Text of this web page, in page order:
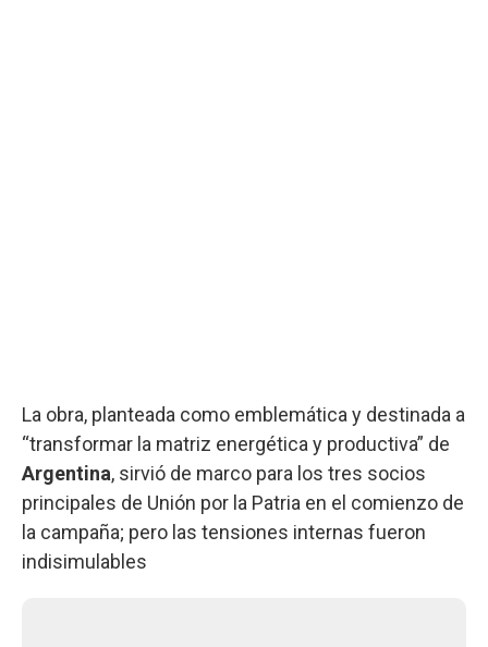
La obra, planteada como emblemática y destinada a
“transformar la matriz energética y productiva” de
Argentina, sirvió de marco para los tres socios
principales de Unión por la Patria en el comienzo de
la campaña; pero las tensiones internas fueron
indisimulables